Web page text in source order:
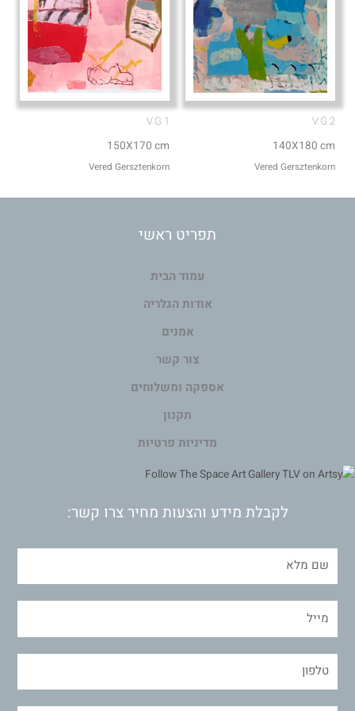
V.G 2
140X180 cm
Vered Gersztenkorn
V.G 1
150X170 cm
Vered Gersztenkorn
תפריט ראשי
עמוד הבית
אודות הגלריה
אמנים
צור קשר
אספקה ומשלוחים
תקנון
מדיניות פרטיות
לקבלת מידע והצעות מחיר צרו קשר: